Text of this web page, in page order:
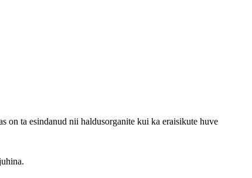
on ta esindanud nii haldusorganite kui ka eraisikute huve